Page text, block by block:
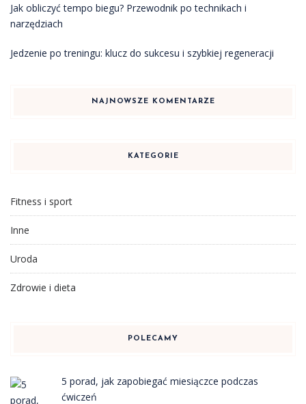
Jak obliczyć tempo biegu? Przewodnik po technikach i
narzędziach
Jedzenie po treningu: klucz do sukcesu i szybkiej regeneracji
NAJNOWSZE KOMENTARZE
KATEGORIE
Fitness i sport
Inne
Uroda
Zdrowie i dieta
POLECAMY
5 porad, jak zapobiegać miesiączce podczas
ćwiczeń